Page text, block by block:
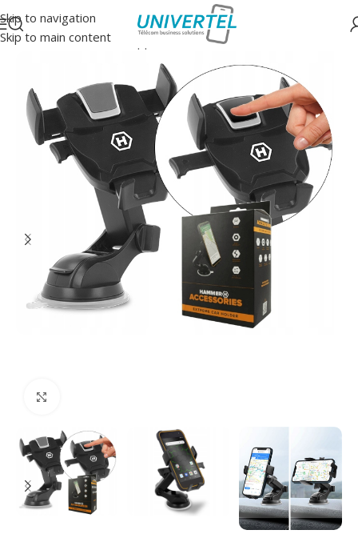
Skip to navigation
Skip to main content
Accueil/Accessoires